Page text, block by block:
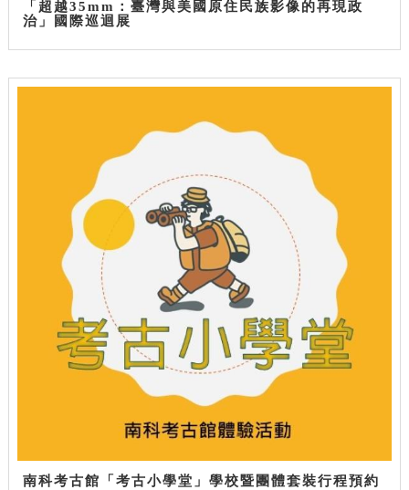
「超越35mm：臺灣與美國原住民族影像的再現政
治」國際巡迴展
南科考古館「考古小學堂」學校暨團體套裝行程預約